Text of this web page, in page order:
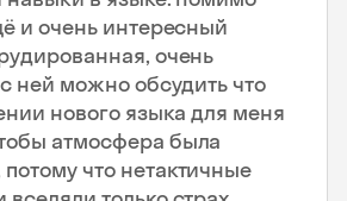
и очень интересный
очень
ней можно обсудить что
нового языка для меня
атмосфера была
что нетактичные